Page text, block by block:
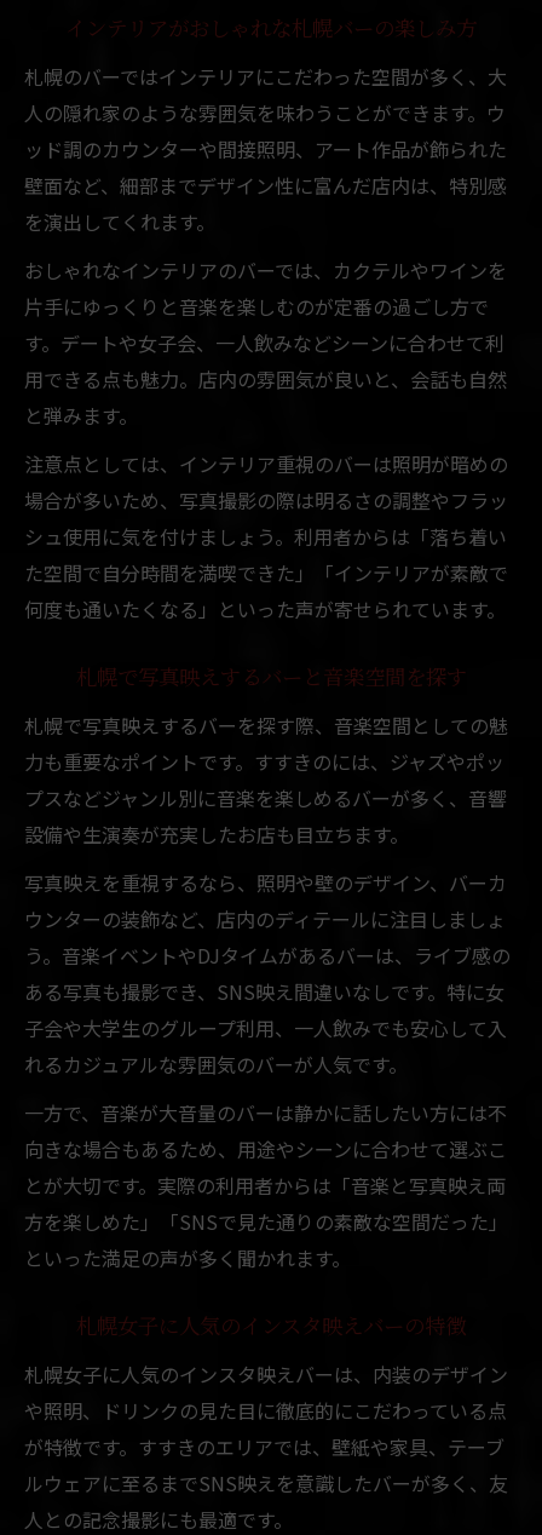
インテリアがおしゃれな札幌バーの楽しみ方
札幌のバーではインテリアにこだわった空間が多く、大
人の隠れ家のような雰囲気を味わうことができます。ウ
ッド調のカウンターや間接照明、アート作品が飾られた
壁面など、細部までデザイン性に富んだ店内は、特別感
を演出してくれます。
おしゃれなインテリアのバーでは、カクテルやワインを
片手にゆっくりと音楽を楽しむのが定番の過ごし方で
す。デートや女子会、一人飲みなどシーンに合わせて利
用できる点も魅力。店内の雰囲気が良いと、会話も自然
と弾みます。
注意点としては、インテリア重視のバーは照明が暗めの
場合が多いため、写真撮影の際は明るさの調整やフラッ
シュ使用に気を付けましょう。利用者からは「落ち着い
た空間で自分時間を満喫できた」「インテリアが素敵で
何度も通いたくなる」といった声が寄せられています。
札幌で写真映えするバーと音楽空間を探す
札幌で写真映えするバーを探す際、音楽空間としての魅
力も重要なポイントです。すすきのには、ジャズやポッ
プスなどジャンル別に音楽を楽しめるバーが多く、音響
設備や生演奏が充実したお店も目立ちます。
写真映えを重視するなら、照明や壁のデザイン、バーカ
ウンターの装飾など、店内のディテールに注目しましょ
う。音楽イベントやDJタイムがあるバーは、ライブ感の
ある写真も撮影でき、SNS映え間違いなしです。特に女
子会や大学生のグループ利用、一人飲みでも安心して入
れるカジュアルな雰囲気のバーが人気です。
一方で、音楽が大音量のバーは静かに話したい方には不
向きな場合もあるため、用途やシーンに合わせて選ぶこ
とが大切です。実際の利用者からは「音楽と写真映え両
方を楽しめた」「SNSで見た通りの素敵な空間だった」
といった満足の声が多く聞かれます。
札幌女子に人気のインスタ映えバーの特徴
札幌女子に人気のインスタ映えバーは、内装のデザイン
や照明、ドリンクの見た目に徹底的にこだわっている点
が特徴です。すすきのエリアでは、壁紙や家具、テーブ
ルウェアに至るまでSNS映えを意識したバーが多く、友
人との記念撮影にも最適です。